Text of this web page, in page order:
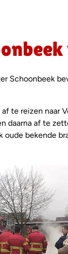
Schoonbeek
te reizen naar
daarna af te
bekende